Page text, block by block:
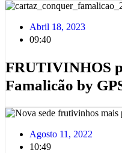
Abril 18, 2023
09:40
FRUTIVINHOS
Famalicão by
Agosto 11, 2022
10:49